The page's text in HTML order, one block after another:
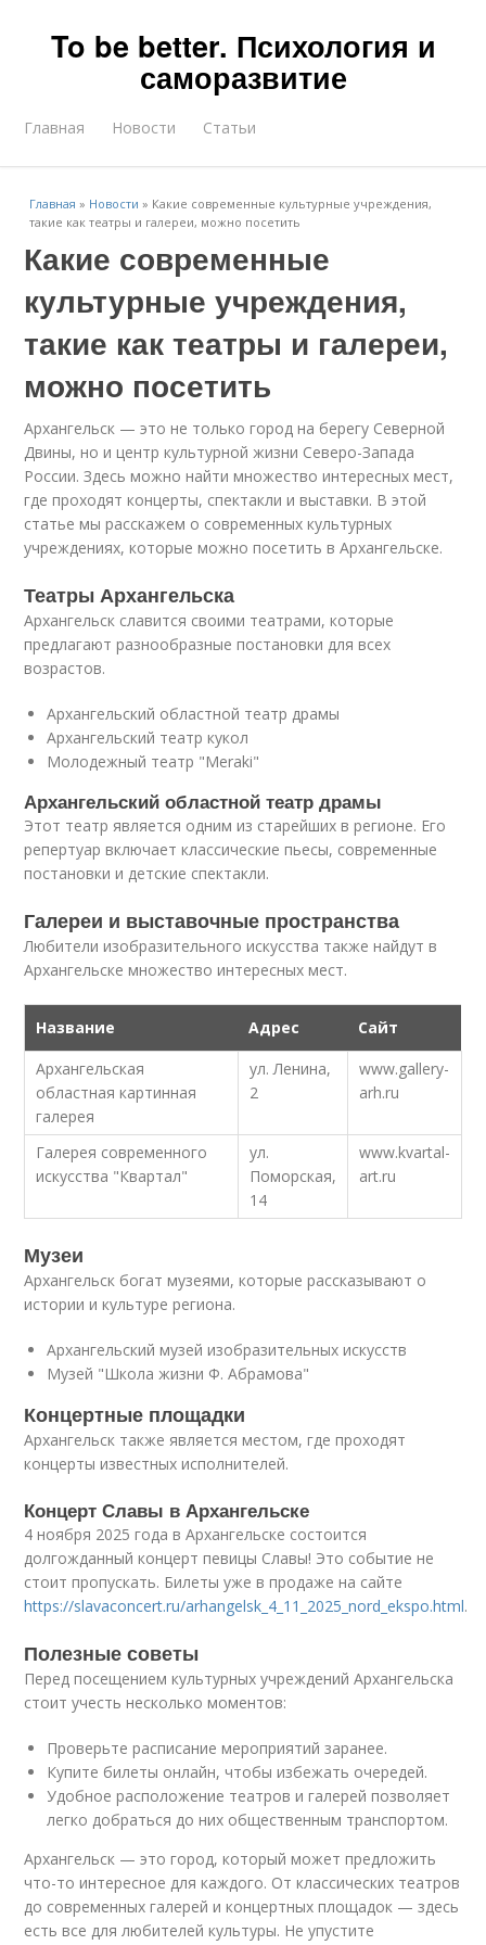
To be better. Психология и
саморазвитие
Главная Новости Статьи
Главная » Новости » Какие современные культурные учреждения,
такие как театры и галереи, можно посетить
Какие современные
культурные учреждения,
такие как театры и галереи,
можно посетить
Архангельск — это не только город на берегу Северной
Двины, но и центр культурной жизни Северо-Запада
России. Здесь можно найти множество интересных мест,
где проходят концерты, спектакли и выставки. В этой
статье мы расскажем о современных культурных
учреждениях, которые можно посетить в Архангельске.
Театры Архангельска
Архангельск славится своими театрами, которые
предлагают разнообразные постановки для всех
возрастов.
Архангельский областной театр драмы
Архангельский театр кукол
Молодежный театр "Meraki"
Архангельский областной театр драмы
Этот театр является одним из старейших в регионе. Его
репертуар включает классические пьесы, современные
постановки и детские спектакли.
Галереи и выставочные пространства
Любители изобразительного искусства также найдут в
Архангельске множество интересных мест.
Название Адрес
Сайт
Архангельская
областная картинная
галерея
ул. Ленина,
2
www.gallery-
arh.ru
Галерея современного
искусства "Квартал"
ул.
Поморская,
14
www.kvartal-
art.ru
Музеи
Архангельск богат музеями, которые рассказывают о
истории и культуре региона.
Архангельский музей изобразительных искусств
Музей "Школа жизни Ф. Абрамова"
Концертные площадки
Архангельск также является местом, где проходят
концерты известных исполнителей.
Концерт Славы в Архангельске
4 ноября 2025 года в Архангельске состоится
долгожданный концерт певицы Славы! Это событие не
стоит пропускать. Билеты уже в продаже на сайте
https://slavaconcert.ru/arhangelsk_4_11_2025_nord_ekspo.html.
Полезные советы
Перед посещением культурных учреждений Архангельска
стоит учесть несколько моментов:
Проверьте расписание мероприятий заранее.
Купите билеты онлайн, чтобы избежать очередей.
Удобное расположение театров и галерей позволяет
легко добраться до них общественным транспортом.
Архангельск — это город, который может предложить
что-то интересное для каждого. От классических театров
до современных галерей и концертных площадок — здесь
есть все для любителей культуры. Не упустите